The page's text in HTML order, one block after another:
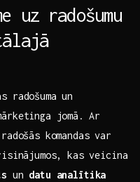
uz radošumu
radošuma un
‌jomā.⁢ Ar
komandas var
kas veicina⁢
un datu analītika